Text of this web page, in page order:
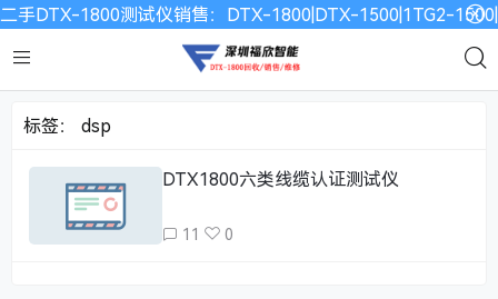
二手DTX-1800测试仪销售：DTX-1800|DTX-1500|1TG2-
标签： dsp
DTX1800六类线缆认证测试仪
11 0